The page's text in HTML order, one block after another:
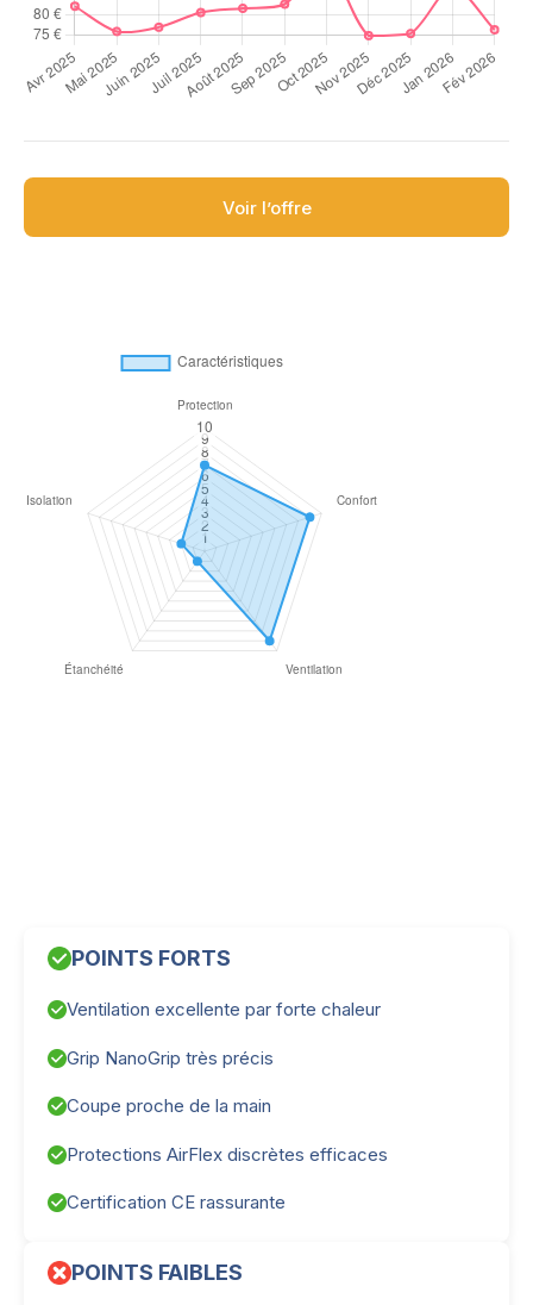
Voir l’offre
POINTS FORTS
Ventilation excellente par forte chaleur
Grip NanoGrip très précis
Coupe proche de la main
Protections AirFlex discrètes efficaces
Certification CE rassurante
POINTS FAIBLES